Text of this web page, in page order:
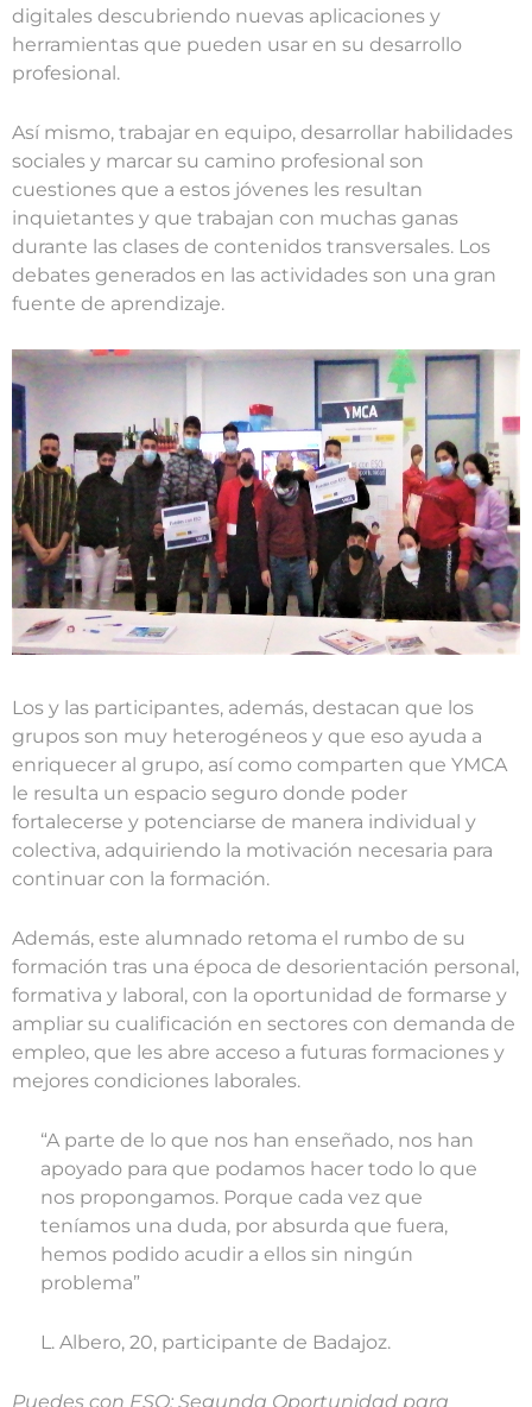
digitales descubriendo nuevas aplicaciones y
herramientas que pueden usar en su desarrollo
profesional.
Así mismo, trabajar en equipo, desarrollar habilidades
sociales y marcar su camino profesional son
cuestiones que a estos jóvenes les resultan
inquietantes y que trabajan con muchas ganas
durante las clases de contenidos transversales. Los
debates generados en las actividades son una gran
fuente de aprendizaje.
Los y las participantes, además, destacan que los
grupos son muy heterogéneos y que eso ayuda a
enriquecer al grupo, así como comparten que YMCA
le resulta un espacio seguro donde poder
fortalecerse y potenciarse de manera individual y
colectiva, adquiriendo la motivación necesaria para
continuar con la formación.
Además, este alumnado retoma el rumbo de su
formación tras una época de desorientación personal,
formativa y laboral, con la oportunidad de formarse y
ampliar su cualificación en sectores con demanda de
empleo, que les abre acceso a futuras formaciones y
mejores condiciones laborales.
“A parte de lo que nos han enseñado, nos han
apoyado para que podamos hacer todo lo que
nos propongamos. Porque cada vez que
teníamos una duda, por absurda que fuera,
hemos podido acudir a ellos sin ningún
problema”
L. Albero, 20, participante de Badajoz.
Puedes con ESO: Segunda Oportunidad para